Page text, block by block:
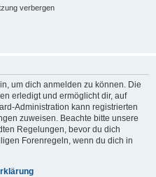
verbergen
um dich anmelden zu können. Die
erledigt und ermöglicht dir, auf
Administration kann registrierten
zuweisen. Beachte bitte unsere
Regelungen, bevor du dich
Forenregeln, wenn du dich in